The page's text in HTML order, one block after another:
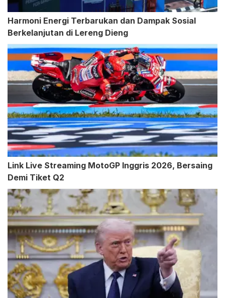
Harmoni Energi Terbarukan dan Dampak Sosial
Berkelanjutan di Lereng Dieng
Link Live Streaming MotoGP Inggris 2026, Bersaing
Demi Tiket Q2